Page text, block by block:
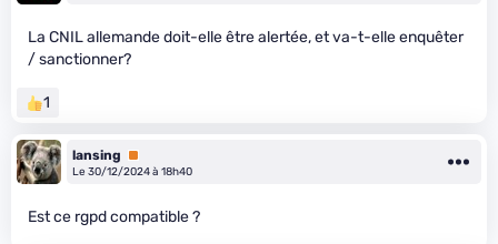
La CNIL allemande doit-elle être alertée, et va-t-elle enquêter
/ sanctionner?
1
lansing
Premium
Le 30/12/2024 à 18h40
Est ce rgpd compatible ?